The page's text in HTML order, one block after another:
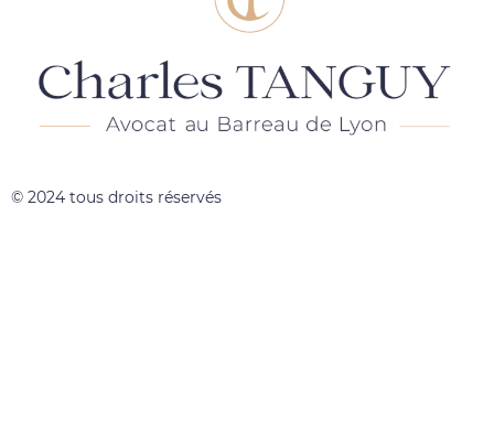
© 2024 tous droits réservés​